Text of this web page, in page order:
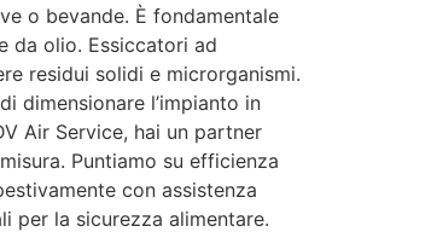
o bevande. È fondamentale
da olio. Essiccatori ad
residui solidi e microrganismi.
dimensionare l’impianto in
Air Service, hai un partner
Puntiamo su efficienza
con assistenza
per la sicurezza alimentare.